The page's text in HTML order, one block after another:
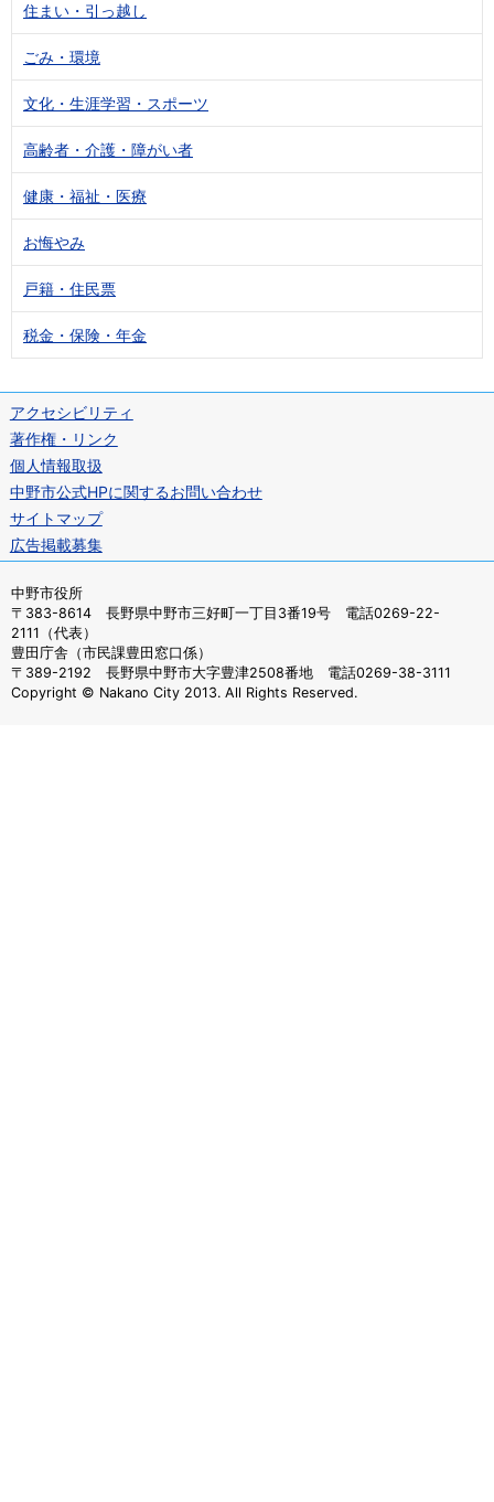
住まい・引っ越し
ごみ・環境
文化・生涯学習・スポーツ
高齢者・介護・障がい者
健康・福祉・医療
お悔やみ
戸籍・住民票
税金・保険・年金
アクセシビリティ
著作権・リンク
個人情報取扱
中野市公式HPに関するお問い合わせ
サイトマップ
広告掲載募集
中野市役所
〒383-8614 長野県中野市三好町一丁目3番19号 電話0269-22-
2111（代表）
豊田庁舎（市民課豊田窓口係）
〒389-2192 長野県中野市大字豊津2508番地 電話0269-38-3111
Copyright © Nakano City 2013. All Rights Reserved.